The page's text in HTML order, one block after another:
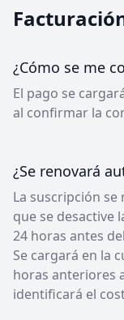
¿Cómo se me
El pago se
al confirmar la
¿Se renovará
La suscripción
que se desactive
24 horas antes
Se cargará en la
horas anteriores
identificará el